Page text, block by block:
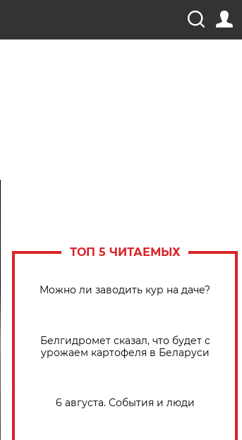
ТОП 5 ЧИТАЕМЫХ
Можно ли заводить кур на даче?
Белгидромет сказал, что будет с
урожаем картофеля в Беларуси
6 августа. События и люди